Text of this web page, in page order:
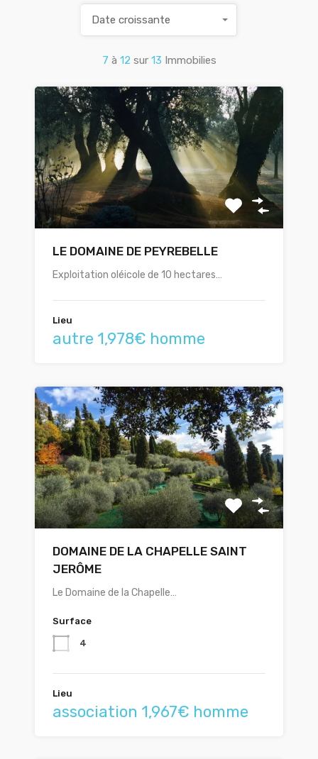
7 à 12 sur 13 Immobilies
Date croissante
LE DOMAINE DE PEYREBELLE
Exploitation oléicole de 10 hectares…
Lieu
autre 1,978€ homme
DOMAINE DE LA CHAPELLE SAINT
JERÔME
Le Domaine de la Chapelle…
Surface
4
Lieu
association 1,967€ homme